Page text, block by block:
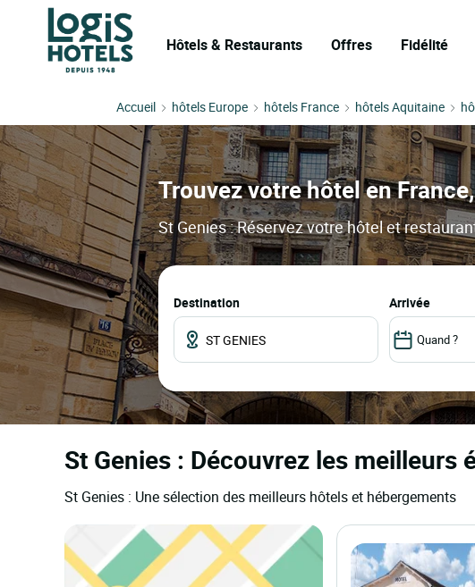
Hôtels & Restaurants Offres Fidélité
Accueil hôtels Europe hôtels France hôtels Aquitaine
Trouvez votre hôtel en
St Genies : Réservez votre hôtel et
Destination arrivée
St Genies : Découvrez les meilleurs
St Genies : Une sélection des meilleurs hôtels et hébergements